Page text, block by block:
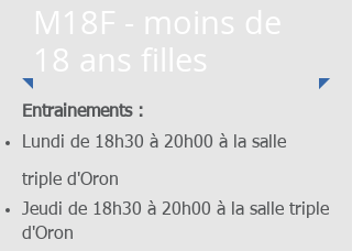
M18F - moins de
18 ans filles
Entrainements :
Lundi de 18h30 à 20h00 à la salle
triple d'Oron
Jeudi de 18h30 à 20h00 à la salle triple
d'Oron